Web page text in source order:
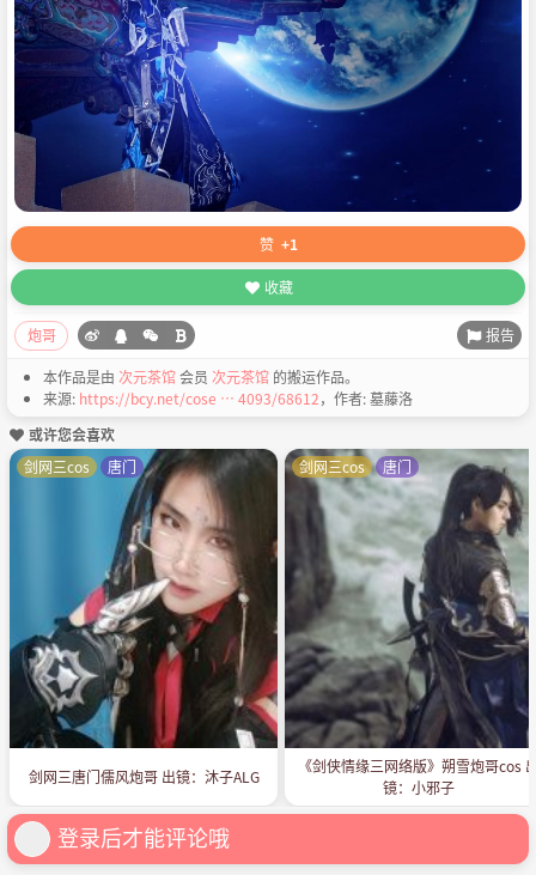
赞 +1
收藏
炮哥 报告
本作品是由 次元茶馆会员 次元茶馆 的搬运作品。
来源: https://bcy.net/cose … 4093/68612，作者: 墓藤洛
或许您会喜欢
剑网三唐门儒风炮哥 出镜：沐子ALG
剑网三cos 唐门
《剑侠情缘三网络版》朔雪炮哥cos
镜：小邪子
剑网三cos 唐门
登录后才能评论哦